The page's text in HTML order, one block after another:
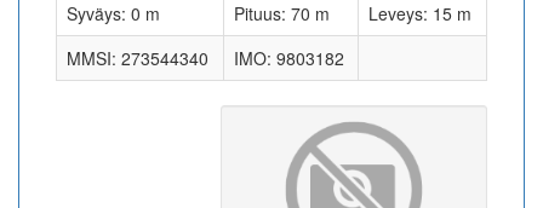
Syväys: 0 m
Pituus: 70 m
Leveys: 15 m
MMSI: 273544340
IMO: 9803182